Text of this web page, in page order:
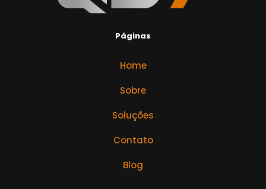
Páginas
Home
Sobre
Soluções
Contato
Blog